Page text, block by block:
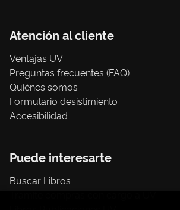
Atención al cliente
Ventajas UV
Preguntas frecuentes (FAQ)
Quiénes somos
Formulario desistimiento
Accesibilidad
Puede interesarte
Buscar Libros